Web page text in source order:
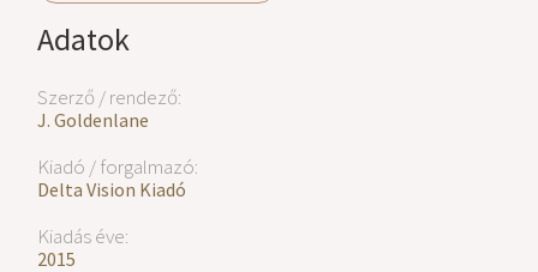
Adatok
Szerző / rendező:
J. Goldenlane
Kiadó / forgalmazó:
Delta Vision Kiadó
Kiadás éve:
2015